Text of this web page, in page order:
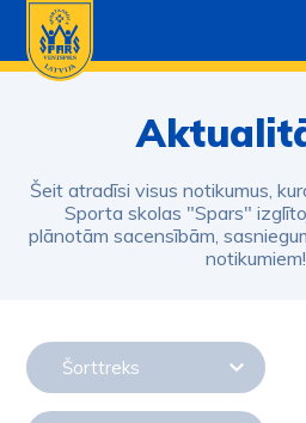
Šeit atradīsi visus notikumus,
Sporta skolas "Spars"
plānotām sacensībām,
notikumiem!
Šorttreks